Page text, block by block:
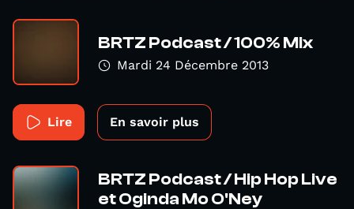
BRTZ Podcast / 100% Mix
Mardi 24 Décembre 2013
Lire En savoir plus
BRTZ Podcast / Hip Hop Live
et Oginda Mo O'Ney